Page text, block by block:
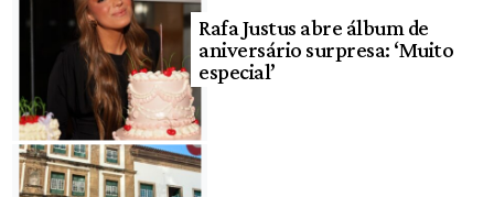
Rafa Justus abre álbum de
aniversário surpresa: ‘Muito
especial’